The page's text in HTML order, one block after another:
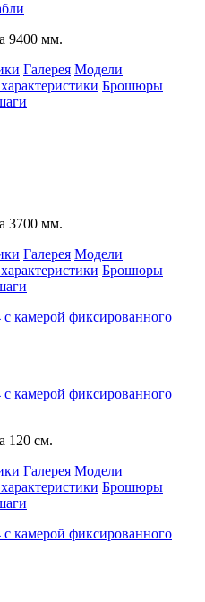
9400 мм.
Галерея Модели
Брошюры
3700 мм.
Галерея Модели
Брошюры
камерой фиксированного
камерой фиксированного
120 см.
Галерея Модели
Брошюры
камерой фиксированного